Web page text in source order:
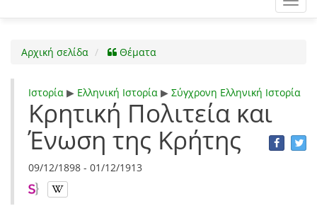
Αρχική σελίδα Θέματα
Ιστορία ▶ Ελληνική Ιστορία ▶ Σύγχρονη Ελληνική Ιστορία
Κρητική Πολιτεία και
Ένωση της Κρήτης
09/12/1898 - 01/12/1913